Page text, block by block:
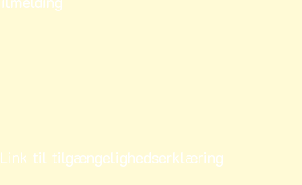
Link til tilgængelighedserklæring